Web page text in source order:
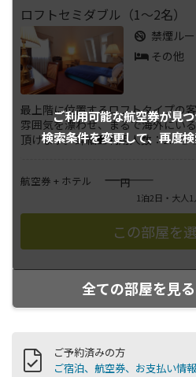
ご利用可能な航空券が見
検索条件を変更して、再度
ロフトセミダブル（1～2名）
禁煙ル
その他
最上階に位置するロフトタイプの
雰囲気を漂わせ、まるで海外にい
頂けます。詳細■利用人数：1...さ
航空券 + ホテル ――――円
1泊2日・大人1
全ての部屋を見
ご予約済みの方
ご宿泊、航空券、お支払い情